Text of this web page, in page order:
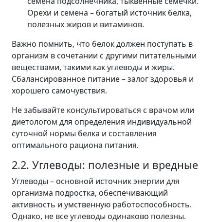
Орехи и семена – богатый источник белка,
полезных жиров и витаминов.
Важно помнить, что белок должен поступать в
организм в сочетании с другими питательными
веществами, такими как углеводы и жиры.
Сбалансированное питание – залог здоровья и
хорошего самочувствия.
Не забывайте консультироваться с врачом или
диетологом для определения индивидуальной
суточной нормы белка и составления
оптимального рациона питания.
2.2. Углеводы: полезные и вредные
Углеводы – основной источник энергии для
организма подростка, обеспечивающий
активность и умственную работоспособность.
Однако, не все углеводы одинаково полезны.